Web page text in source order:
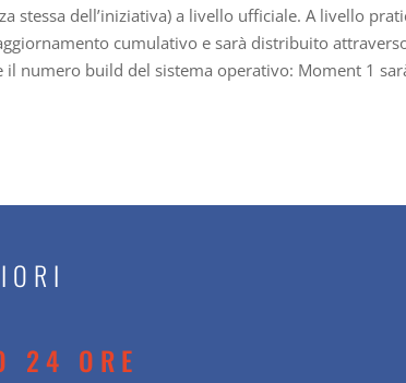
stessa dell’iniziativa) a livello ufficiale. A livello
cumulativo e sarà distribuito
numero build del sistema operativo: Moment 1
24 ORE